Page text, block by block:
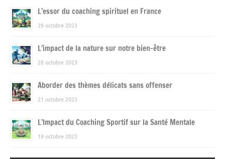
L’essor du coaching spirituel en France
29 octobre 2023
L’impact de la nature sur notre bien-être
28 octobre 2023
Aborder des thèmes délicats sans offenser
21 octobre 2023
L’Impact du Coaching Sportif sur la Santé Mentale
19 octobre 2023